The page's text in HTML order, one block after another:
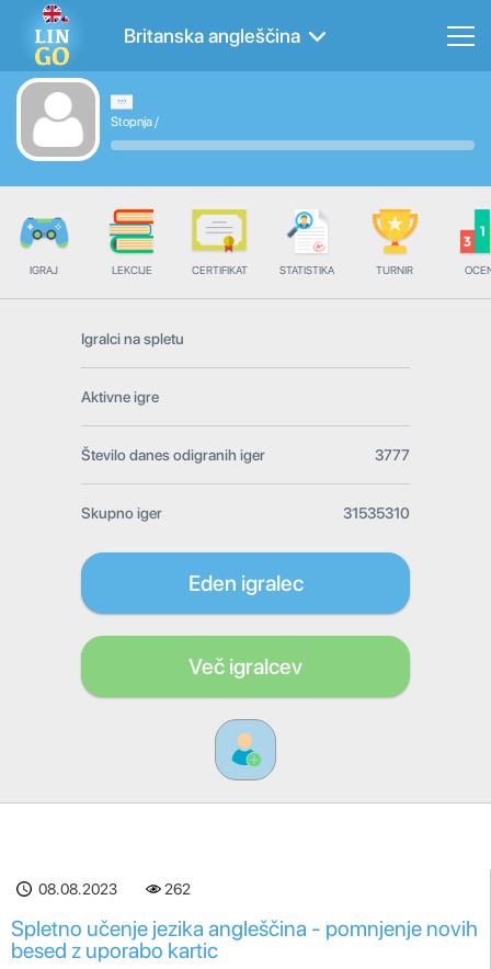
Britanska angleščina
Stopnja/
IGRAJ LEKCIJE CERTIFIKAT STATISTIKA TURNIR
Igralci na spletu
Aktivne igre
Število danes odigranih iger 3777
Skupno iger 31535310
Eden igralec
Več igralcev
08.08.2023 262
Spletno učenje jezika angleščina - pomnjenje novih
besed z uporabo kartic